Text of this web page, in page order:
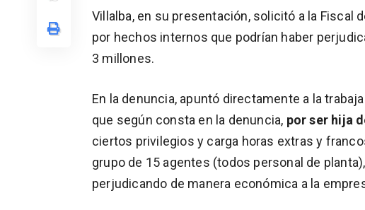
Villalba, en su presentación, solicitó a la Fiscal
por hechos internos que podrían haber
3 millones.
En la denuncia, apuntó directamente a la
que según consta en la denuncia, por ser hija
ciertos privilegios y carga horas extras y
grupo de 15 agentes (todos personal de
perjudicando de manera económica a la